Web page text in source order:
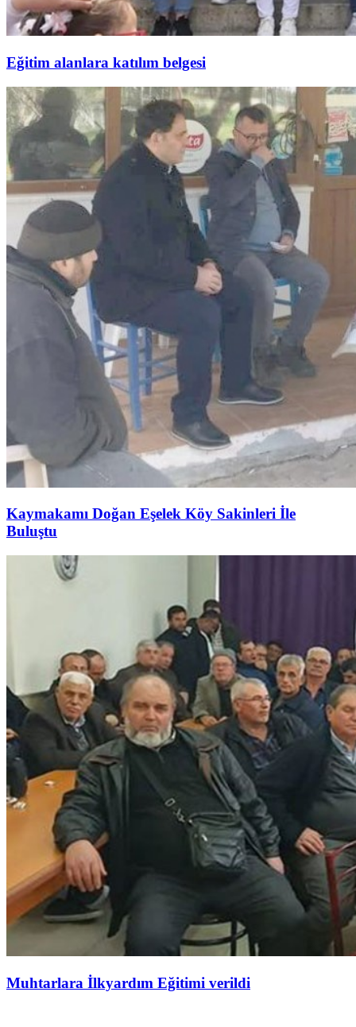
Eğitim alanlara katılım belgesi
Kaymakamı Doğan Eşelek Köy Sakinleri İle
Buluştu
Muhtarlara İlkyardım Eğitimi verildi